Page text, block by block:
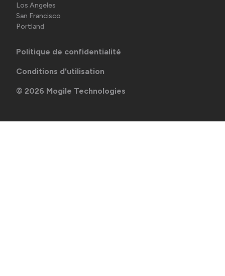
Los Angeles
San Francisco
Portland
Politique de confidentialité
Conditions d'utilisation
© 2026 Mogile Technologies